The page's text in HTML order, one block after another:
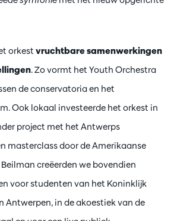
orkest vruchtbare samenwerkingen
. Zo vormt het Youth Orchestra
de conservatoria en het
Ook lokaal investeerde het orkest in
project met het Antwerps
masterclass door de Amerikaanse
creëerden we bovendien
voor studenten van het Koninklijk
Antwerpen, in de akoestiek van de